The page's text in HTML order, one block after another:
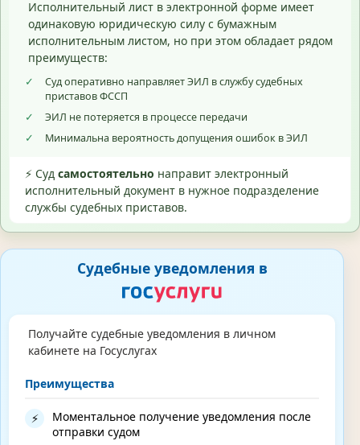
Исполнительный лист в электронной форме имеет
одинаковую юридическую силу с бумажным
исполнительным листом, но при этом обладает рядом
преимуществ:
✓
Суд оперативно направляет ЭИЛ в службу судебных
приставов ФССП
✓
ЭИЛ не потеряется в процессе передачи
✓
Минимальна вероятность допущения ошибок в ЭИЛ
⚡ Суд самостоятельно направит электронный
исполнительный документ в нужное подразделение
службы судебных приставов.
Судебные уведомления в
Получайте судебные уведомления в личном
кабинете на Госуслугах
Преимущества
⚡
Моментальное получение уведомления после
отправки судом